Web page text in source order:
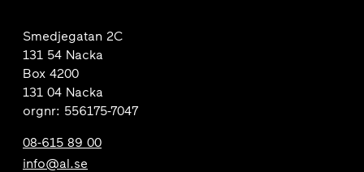
Smedjegatan 2C
131 54 Nacka
Box 4200
131 04 Nacka
orgnr: 556175-7047
08-615 89 00
info@al.se